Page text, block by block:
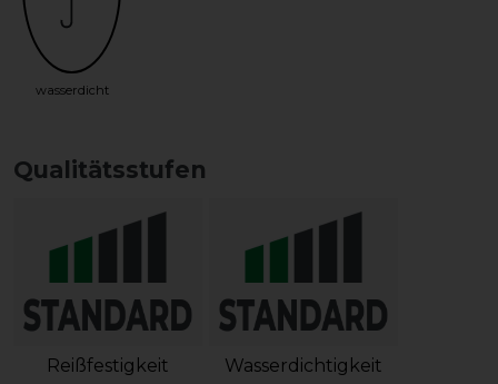
wasserdicht
Qualitätsstufen
Reißfestigkeit Wasserdichtigkeit